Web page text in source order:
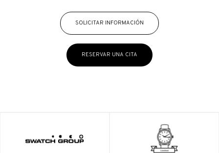
SOLICITAR INFORMACIÓN
RESERVAR UNA CITA